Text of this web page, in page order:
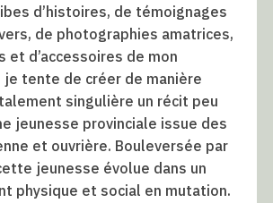
d’histoires, de témoignages
de photographies amatrices,
et d’accessoires de mon
je tente de créer de manière
singulière un récit peu
jeunesse provinciale issue des
et ouvrière. Bouleversée par
jeunesse évolue dans un
physique et social en mutation.